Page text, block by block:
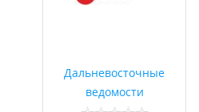
Дальневосточные
ведомости